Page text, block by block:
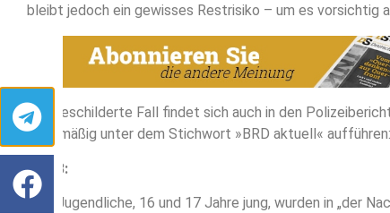
bleibt jedoch ein gewisses Restrisiko – um es vorsichtig
Der geschilderte Fall findet sich auch in den
regelmäßig unter dem Stichwort »BRD aktuell« aufführen:
RAUB:
► 2 Jugendliche, 16 und 17 Jahre jung, wurden in „der